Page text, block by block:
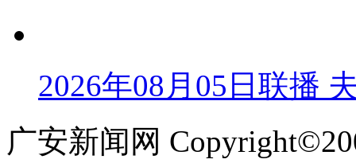
2026年08月05日联播
广安新闻网